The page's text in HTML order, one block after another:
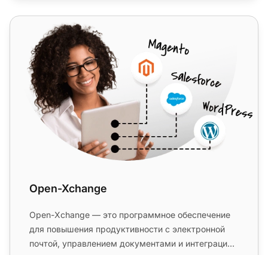
Open-Xchange
Open-Xchange
Open-Xchange — это программное обеспечение
для повышения продуктивности с электронной
почтой, управлением документами и интеграцией